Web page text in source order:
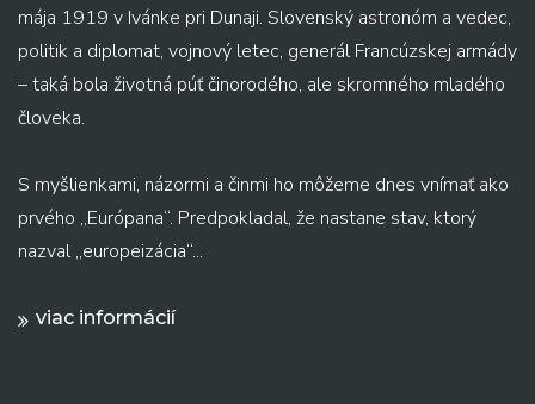
mája 1919 v Ivánke pri Dunaji. Slovenský astronóm a vedec,
politik a diplomat, vojnový letec, generál Francúzskej armády
– taká bola životná púť činorodého, ale skromného mladého
človeka.
S myšlienkami, názormi a činmi ho môžeme dnes vnímať ako
prvého „Európana“. Predpokladal, že nastane stav, ktorý
nazval „europeizácia“...
viac informácií